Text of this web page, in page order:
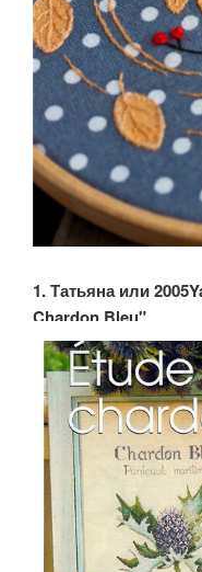
1. Татьяна или
Chardon Bleu"